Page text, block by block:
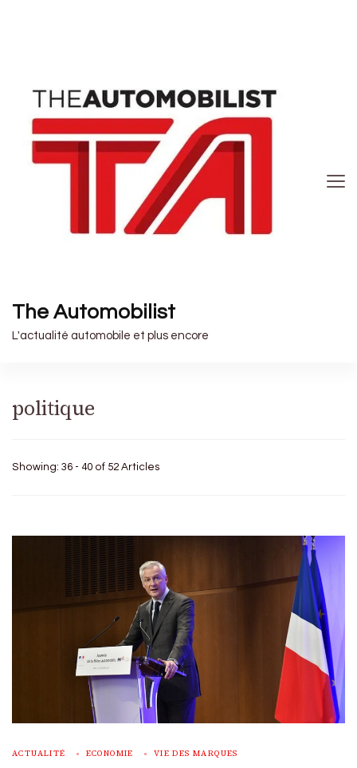
The Automobilist
L'actualité automobile et plus encore
politique
Showing: 36 - 40 of 52 Articles
ACTUALITÉ ECONOMIE VIE DES MARQUES